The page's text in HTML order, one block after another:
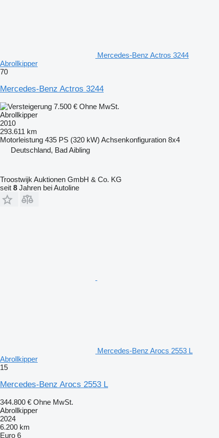
Mercedes-Benz Actros 3244
Abrollkipper
70
Mercedes-Benz Actros 3244
7.500 € Ohne MwSt.
Abrollkipper
2010
293.611 km
Motorleistung 435 PS (320 kW) Achsenkonfiguration 8x4
Deutschland, Bad Aibling
Troostwijk Auktionen GmbH & Co. KG
seit 8 Jahren bei Autoline
Mercedes-Benz Arocs 2553 L
Abrollkipper
15
Mercedes-Benz Arocs 2553 L
344.800 € Ohne MwSt.
Abrollkipper
2024
6.200 km
Euro 6